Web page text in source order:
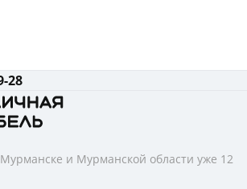
28
и Мурманской области уже 12